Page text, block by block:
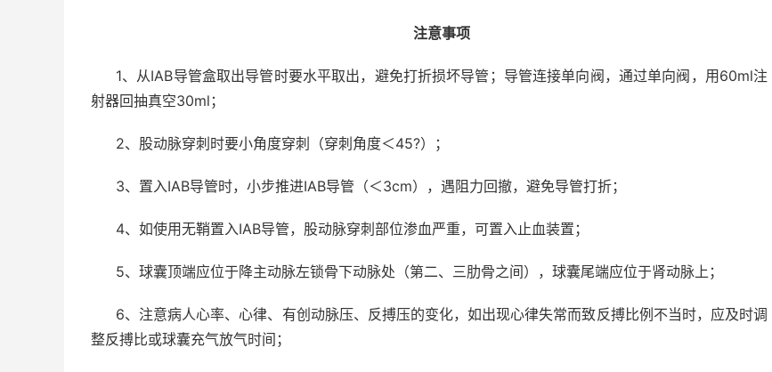
注意事项
1、从IAB导管盒取出导管时要水平取出，避免打折损坏导管；导管连接单向阀，通过单向阀，用 60ml注
射器回抽真空30ml ；
2、股动脉穿刺时要小角度穿刺（穿刺角度＜45?）；
3、置入IAB导管时，小步推进IAB导管（＜3cm），遇阻力回撤，避免导管打折；
4、如使用无鞘置入IAB导管，股动脉穿刺部位渗血严重，可置入止血装置；
5、球囊顶端应位于降主动脉左锁骨下动脉处（第二、三肋骨之间），球囊尾端应位于肾动脉上；
6、注意病人心率、心律、有创动脉压、反搏压的变化，如出现心律失常而致反搏比例不当时，应及时调
整反搏比或球囊充气放气时间；